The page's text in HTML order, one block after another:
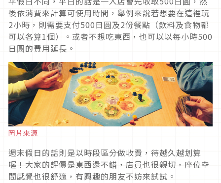
後依消費來計算可使用時間，舉例來說若想要在這裡玩
2小時，則需要支付500日圓及2份餐點（飲料及食物都
可以各算1個）。或者不想吃東西，也可以以每小時500
日圓的費用延長。
圖片來源
週末假日的話則是以時段區分做收費，待越久越划算
喔！大家的評價是東西還不錯，店員也很親切，座位空
間感覺也很舒適，有興趣的朋友不妨來試試。